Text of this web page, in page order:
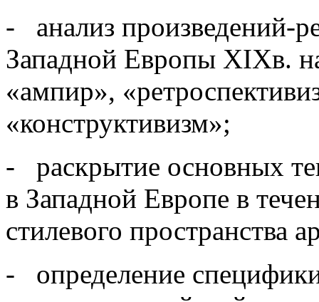
- анализ произведений-
Западной Европы XIXв.
«ампир»,
«конструктивизм»;
- раскрытие основных
в Западной Европе в
стилевого пространства
- определение